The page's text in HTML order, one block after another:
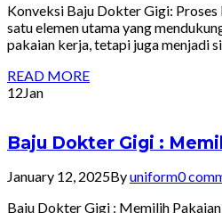
Konveksi Baju Dokter Gigi:
satu elemen utama yang
pakaian kerja, tetapi juga menjadi
READ MORE
12 Jan
Baju Dokter Gigi :
January 12, 2025Byuniform0
Baju Dokter Gigi : Memilih